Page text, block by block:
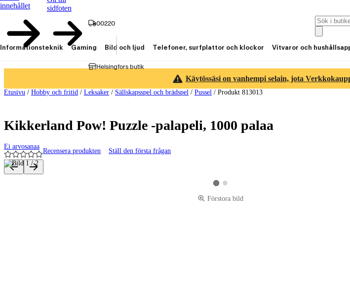
innehållet
sidfoten
00220
Helsingfors butik
Informationsteknik Gaming Bild och ljud Telefoner, surfplattor och klockor Vitvaror och
Käytössäsi on vanhempi selain, jota
Etusivu / Hobby och fritid / Leksaker / Sällskapsspel och brädspel / Pussel / Produkt 813013
Kikkerland Pow! Puzzle -palapeli, 1000 palaa
Ei arvosanaa
Recensera produkten Ställ den första frågan
Produktbilder och videor
Visa produktbild 1
Visa produktbild 2
Förstora bild